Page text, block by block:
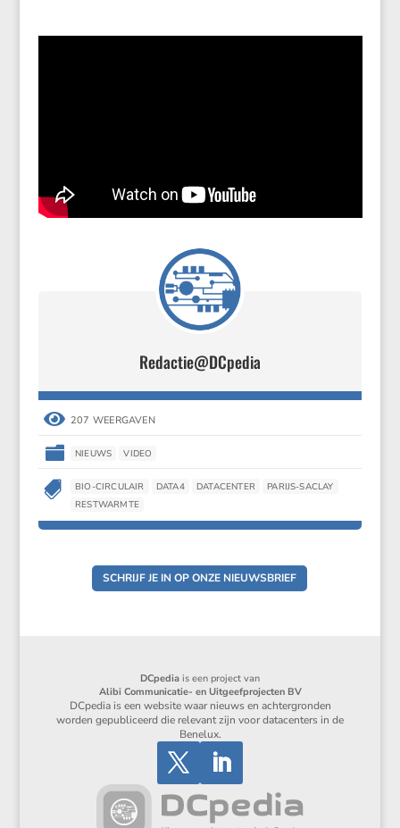
Redactie@DCpedia
 207 WEERGAVEN
 NIEUWS VIDEO
 BIO-CIRCULAIR DATA4 DATACENTER
PARIJS-SACLAY
RESTWARMTE
SCHRIJF JE IN OP ONZE NIEUWSBRIEF
DCpedia is een project van
Alibi Communicatie- en Uitgeefprojecten BV
DCpedia is een website waar nieuws en achtergronden
worden gepubliceerd die relevant zijn voor datacenters in de
Benelux.